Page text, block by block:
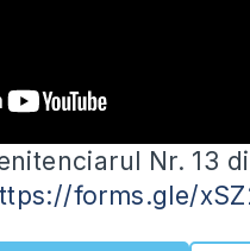
Nr. 13
forms.gle/